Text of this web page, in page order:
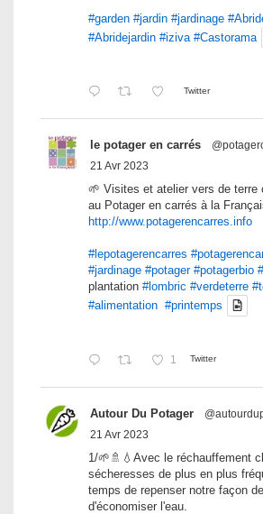
#garden #jardin #jardinage
#Abridejardin #iziva #Castorama
Twitter
le potager en carrés
21 Avr 2023
🌱 Visites et atelier vers de terre
au Potager en carrés à la
http://www.potagerencarres.info
#lepotagerencarres
#jardinage #potager #potagerbio
plantation #lombric #verdeterre
#alimentation #printemps
1 Twitter
Autour Du Potager
21 Avr 2023
1/🌱🚿💧Avec le réchauffement
sécheresses de plus en plus
temps de repenser notre façon
d'économiser l'eau.